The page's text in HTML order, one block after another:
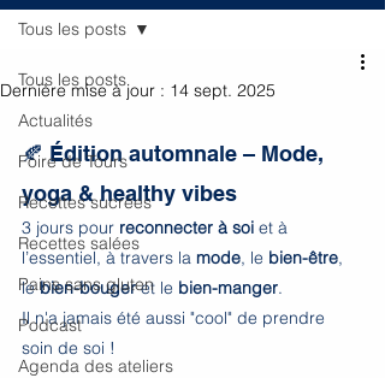
Tous les posts
Actualités
Foire de Tours
Recettes sucrées
Recettes salées
Pains sans gluten
Podcast
Agenda des ateliers
Tous les posts
Dernière mise à jour : 14 sept. 2025
🍂 Édition automnale – Mode,
yoga & healthy vibes
3 jours pour reconnecter à soi et à
l’essentiel, à travers la mode, le bien-être,
le bien-bouger et le bien-manger.
Il n'a jamais été aussi "cool" de prendre
soin de soi !